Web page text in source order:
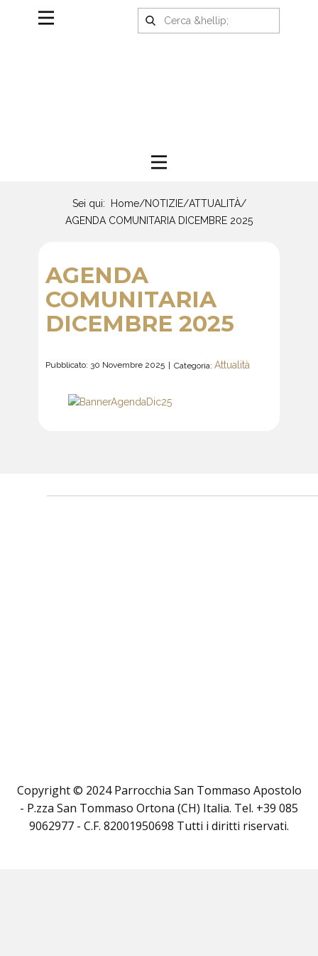
Sei qui: Home/NOTIZIE/ATTUALITÀ/
AGENDA COMUNITARIA DICEMBRE 2025
AGENDA
COMUNITARIA
DICEMBRE 2025
Pubblicato: 30 Novembre 2025 Categoria: Attualità
Copyright © 2024 Parrocchia San Tommaso Apostolo
- P.zza San Tommaso Ortona (CH) Italia. Tel. +39 085
9062977 - C.F. 82001950698 Tutti i diritti riservati.